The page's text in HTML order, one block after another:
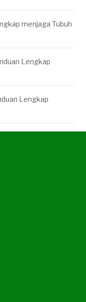
menjaga Tubuh
Lengkap
Lengkap